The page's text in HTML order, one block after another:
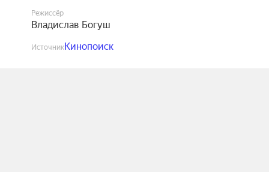
Режиссёр
Владислав Богуш
ИсточникКинопоиск